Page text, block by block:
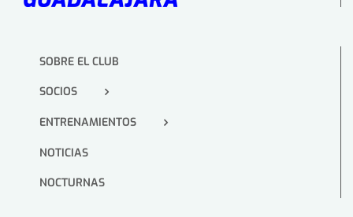
SOBRE EL CLUB
SOCIOS
ENTRENAMIENTOS
NOTICIAS
NOCTURNAS